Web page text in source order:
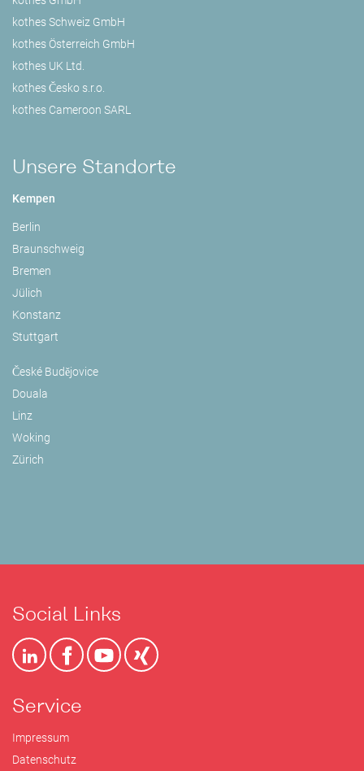
kothes Schweiz GmbH
kothes Österreich GmbH
kothes UK Ltd.
kothes Česko s.r.o.
kothes Cameroon SARL
Unsere Standorte
Kempen
Berlin
Braunschweig
Bremen
Jülich
Konstanz
Stuttgart
České Budějovice
Douala
Linz
Woking
Zürich
Social Links
Service
Impressum
Datenschutz